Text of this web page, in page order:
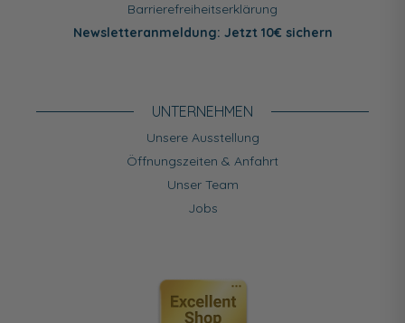
Barrierefreiheitserklärung
Newsletteranmeldung: Jetzt 10€ sichern
UNTERNEHMEN
Unsere Ausstellung
Öffnungszeiten & Anfahrt
Unser Team
Jobs